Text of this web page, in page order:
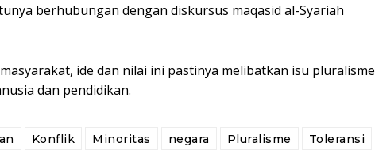
berhubungan dengan diskursus maqasid al-Syariah
ide dan nilai ini pastinya melibatkan isu pluralisme
dan pendidikan.
Konflik Minoritas negara Pluralisme
Toleransi